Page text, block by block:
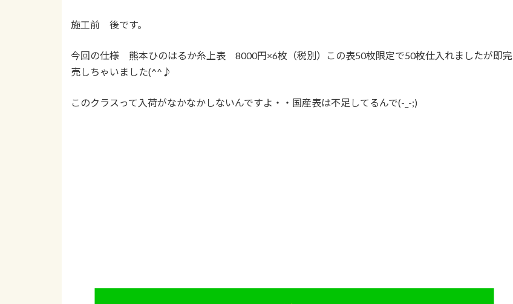
施工前 後です。
今回の仕様 熊本ひのはるか糸上表 8000円×6枚（税別）この表50枚限定で50枚仕入れましたが即完
売しちゃいました(^^♪
このクラスって入荷がなかなかしないんですよ・・国産表は不足してるんで(-_-;)